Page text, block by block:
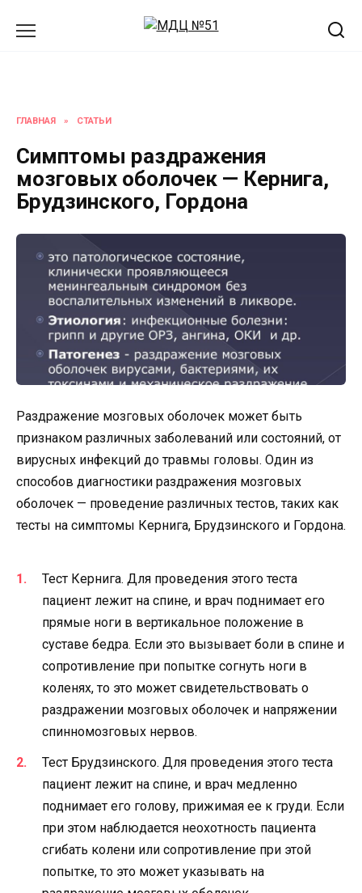
ГЛАВНАЯ » СТАТЬИ
Симптомы раздражения
мозговых оболочек — Кернига,
Брудзинского, Гордона
Раздражение мозговых оболочек может быть
признаком различных заболеваний или состояний, от
вирусных инфекций до травмы головы. Один из
способов диагностики раздражения мозговых
оболочек — проведение различных тестов, таких как
тесты на симптомы Кернига, Брудзинского и Гордона.
Тест Кернига. Для проведения этого теста
пациент лежит на спине, и врач поднимает его
прямые ноги в вертикальное положение в
суставе бедра. Если это вызывает боли в спине и
сопротивление при попытке согнуть ноги в
коленях, то это может свидетельствовать о
раздражении мозговых оболочек и напряжении
спинномозговых нервов.
Тест Брудзинского. Для проведения этого теста
пациент лежит на спине, и врач медленно
поднимает его голову, прижимая ее к груди. Если
при этом наблюдается неохотность пациента
сгибать колени или сопротивление при этой
попытке, то это может указывать на